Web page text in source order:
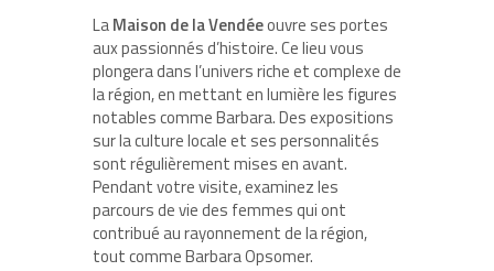
LaMaison de la Vendéeouvre ses portes
aux passionnés d’histoire. Ce lieu vous
plongera dans l’univers riche et complexe de
la région, en mettant en lumière les figures
notables comme Barbara. Des expositions
sur la culture locale et ses personnalités
sont régulièrement mises en avant.
Pendant votre visite, examinez les
parcours de vie des femmes qui ont
contribué au rayonnement de la région,
tout comme Barbara Opsomer.